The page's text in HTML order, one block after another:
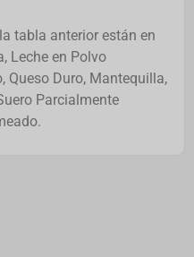
tabla anterior están en
Leche en Polvo
Queso Duro, Mantequilla,
Parcialmente